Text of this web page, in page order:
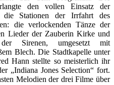
den vollen Einsatz der
die Stationen der Irrfahrt des
die verlockenden Tänze der
Lieder der Zauberin Kirke und
Sirenen, umgesetzt mit
Blech. Die Stadtkapelle unter
Hann stellte so meisterlich ihr
„Indiana Jones Selection“ fort.
Melodien der drei Filme über